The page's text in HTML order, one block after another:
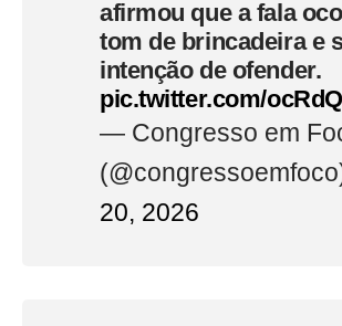
afirmou que a fala
tom de brincadeira e
intenção de ofender.
pic.twitter.com/
— Congresso em
20, 2026